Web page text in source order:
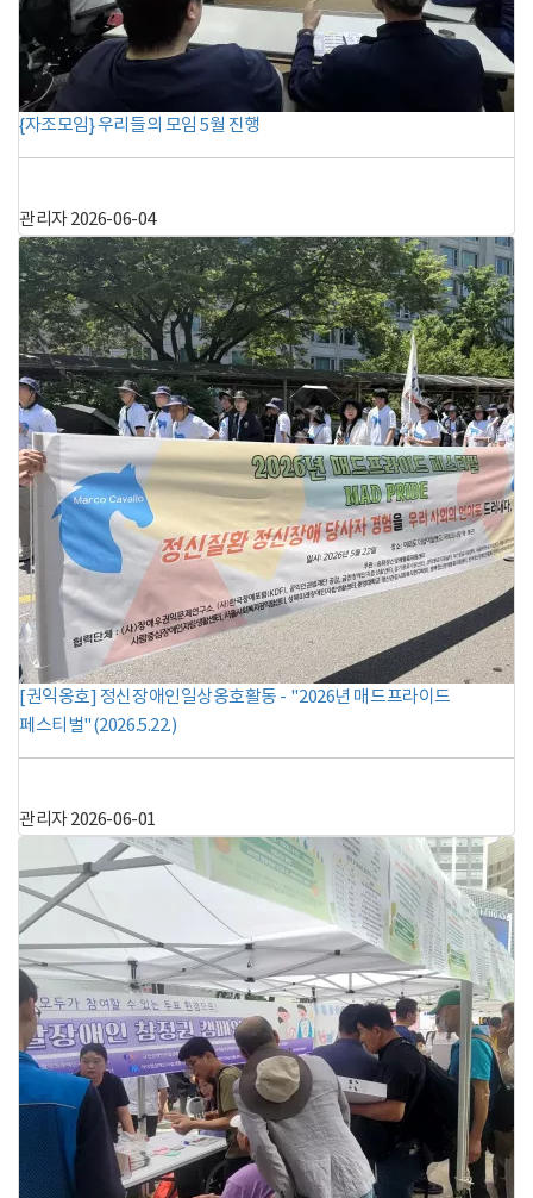
{자조모임} 우리들의 모임 5월 진행
관리자2026-06-04
[권익옹호] 정신장애인일상옹호활동 - "2026년 매드프라이드
페스티벌"(2026.5.22.)
관리자2026-06-01